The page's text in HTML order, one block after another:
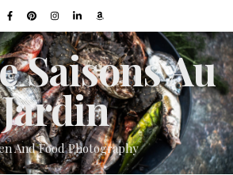
Saisons Au
Jardin
And Food Photography